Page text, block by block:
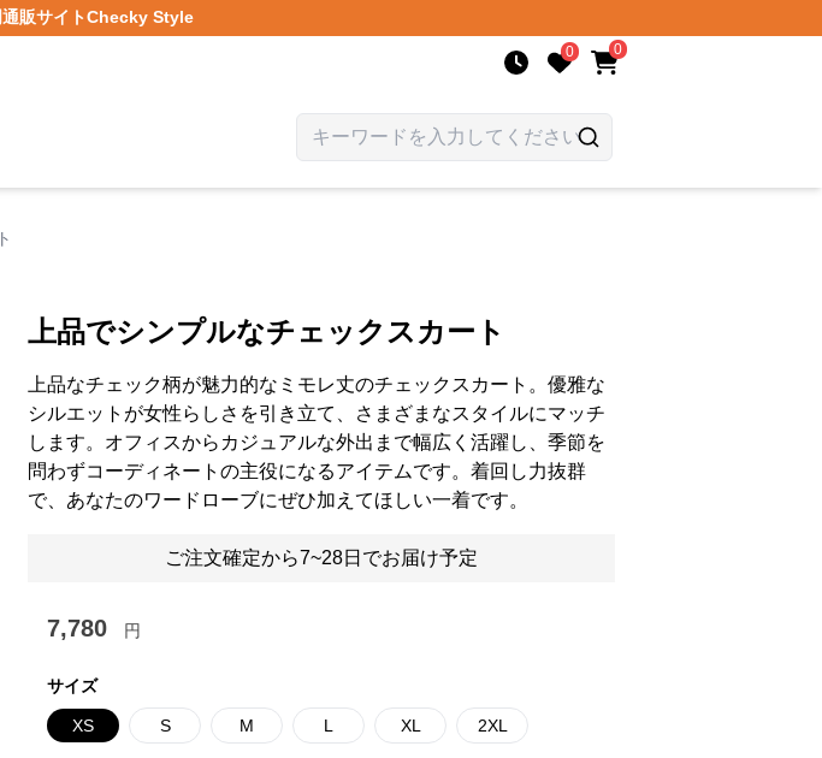
販サイトChecky Style
0 0
slide
上品でシンプルなチェックスカート
上品なチェック柄が魅力的なミモレ丈のチェックスカート。優雅な
シルエットが女性らしさを引き立て、さまざまなスタイルにマッチ
します。オフィスからカジュアルな外出まで幅広く活躍し、季節を
問わずコーディネートの主役になるアイテムです。着回し力抜群
で、あなたのワードローブにぜひ加えてほしい一着です。
ご注文確定から7~28日でお届け予定
7,780 円
サイズ
XS S M L XL 2XL